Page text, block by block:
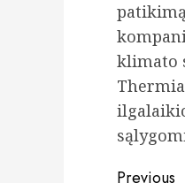
klimato
Previous